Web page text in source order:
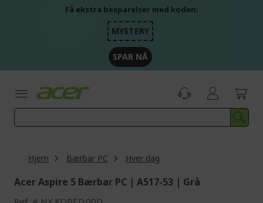
Få ekstra besparelser med koden:
MYSTERY
SPAR NÅ
Hjem Bærbar PC Hver dag
Acer Aspire 5 Bærbar PC | A517-53 | Grå